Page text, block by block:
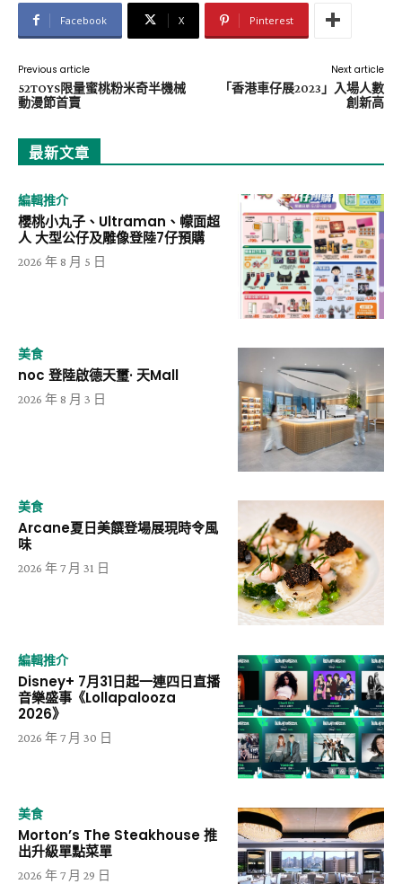
Facebook X Pinterest
Previous article
52TOYS限量蜜桃粉米奇半機械
動漫節首賣
Next article
「香港車仔展2023」入場人數
創新高
最新文章
編輯推介
櫻桃小丸子、Ultraman、幪面超
人 大型公仔及雕像登陸7仔預購
2026 年 8 月 5 日
美食
noc 登陸啟德天璽· 天Mall
2026 年 8 月 3 日
美食
Arcane夏日美饌登場展現時令風
味
2026 年 7 月 31 日
編輯推介
Disney+ 7月31日起一連四日直播
音樂盛事《Lollapalooza
2026》
2026 年 7 月 30 日
美食
Morton’s The Steakhouse 推
出升級單點菜單
2026 年 7 月 29 日